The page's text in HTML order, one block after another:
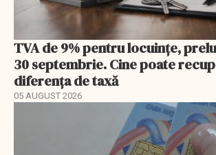
TVA de 9% pentru locuințe,
30 septembrie. Cine poate
diferența de taxă
05 AUGUST 2026